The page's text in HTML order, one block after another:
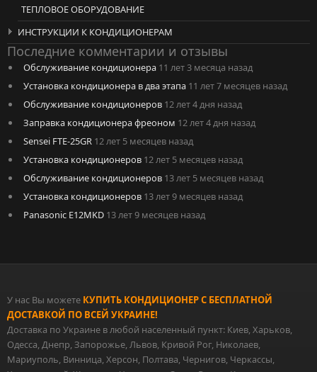
ТЕПЛОВОЕ ОБОРУДОВАНИЕ
ИНСТРУКЦИИ К КОНДИЦИОНЕРАМ
Последние комментарии и отзывы
Обслуживание кондиционера 11 лет 3 месяца назад
Установка кондиционера в два этапа 11 лет 7 месяцев назад
Обслуживание кондиционеров 12 лет 4 дня назад
Заправка кондиционера фреоном 12 лет 4 дня назад
Sensei FTE-25GR 12 лет 5 месяцев назад
Установка кондиционеров 12 лет 5 месяцев назад
Обслуживание кондиционеров 13 лет 5 месяцев назад
Установка кондиционеров 13 лет 9 месяцев назад
Panasonic E12MKD 13 лет 9 месяцев назад
У нас Вы можете КУПИТЬ КОНДИЦИОНЕР С БЕСПЛАТНОЙ
ДОСТАВКОЙ ПО ВСЕЙ УКРАИНЕ!
Доставка по Украине в любой населенный пункт: Киев, Харьков,
Одесса, Днепр, Запорожье, Львов, Кривой Рог, Николаев,
Мариуполь, Винница, Херсон, Полтава, Чернигов, Черкассы,